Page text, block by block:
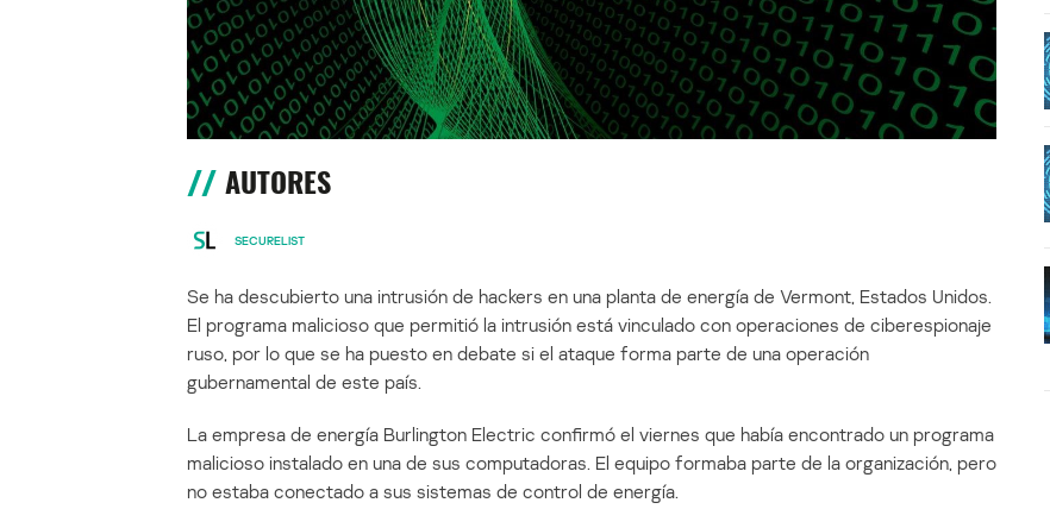
AUTORES
SECURELIST
Se ha descubierto una intrusión de hackers en una planta de energía de Vermont, Estados Unidos.
El programa malicioso que permitió la intrusión está vinculado con operaciones de ciberespionaje
ruso, por lo que se ha puesto en debate si el ataque forma parte de una operación
gubernamental de este país.
La empresa de energía Burlington Electric confirmó el viernes que había encontrado un programa
malicioso instalado en una de sus computadoras. El equipo formaba parte de la organización, pero
no estaba conectado a sus sistemas de control de energía.